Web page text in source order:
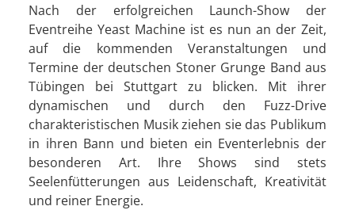
Nach der erfolgreichen Launch-Show der
Eventreihe Yeast Machine ist es nun an der Zeit,
auf die kommenden Veranstaltungen und
Termine der deutschen Stoner Grunge Band aus
Tübingen bei Stuttgart zu blicken. Mit ihrer
dynamischen und durch den Fuzz-Drive
charakteristischen Musik ziehen sie das Publikum
in ihren Bann und bieten ein Eventerlebnis der
besonderen Art. Ihre Shows sind stets
Seelenfütterungen aus Leidenschaft, Kreativität
und reiner Energie.